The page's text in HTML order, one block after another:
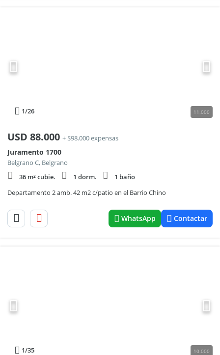
1/26 11.000
USD 88.000 + $98.000 expensas
Juramento 1700
Belgrano C, Belgrano
36 m² cubie.
1 dorm.
1 baño
Departamento 2 amb. 42 m2 c/patio en el Barrio Chino
WhatsApp Contactar
1/35 10.000